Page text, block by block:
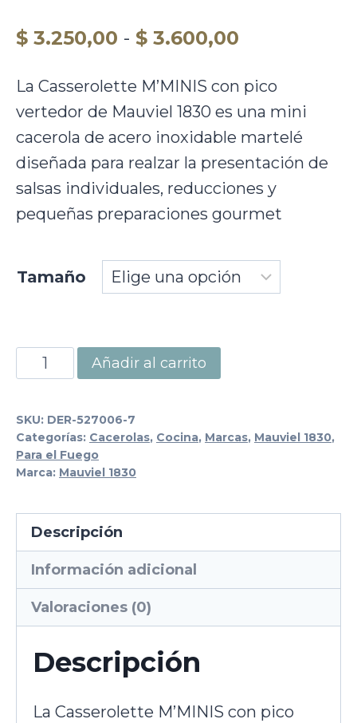
$ 3.250,00 - $ 3.600,00
precios:
desde
$ 3.250,00
hasta
$ 3.600,00
La Casserolette M’MINIS con pico
vertedor de Mauviel 1830 es una mini
cacerola de acero inoxidable martelé
diseñada para realzar la presentación de
salsas individuales, reducciones y
pequeñas preparaciones gourmet
Tamaño
Mini
Cacerola
Acero
Inoxidable
con
Pico
Vertedor
M’MINIS
cantidad
Añadir al carrito
SKU: DER-527006-7
Categorías: Cacerolas, Cocina, Marcas, Mauviel 1830,
Para el Fuego
Marca: Mauviel 1830
Descripción
Información adicional
Valoraciones (0)
Descripción
La Casserolette M’MINIS con pico